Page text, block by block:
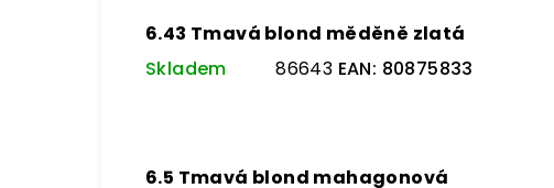
6.43 Tmavá blond měděně zlatá
Skladem
86643 EAN: 80875833
6.5 Tmavá blond mahagonová